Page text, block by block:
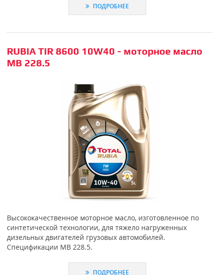
ПОДРОБНЕЕ
RUBIA TIR 8600 10W40 - моторное масло
MB 228.5
Высококачественное моторное масло, изготовленное по
синтетической технологии, для тяжело нагруженных
дизельных двигателей грузовых автомобилей.
Спецификации MB 228.5.
ПОДРОБНЕЕ